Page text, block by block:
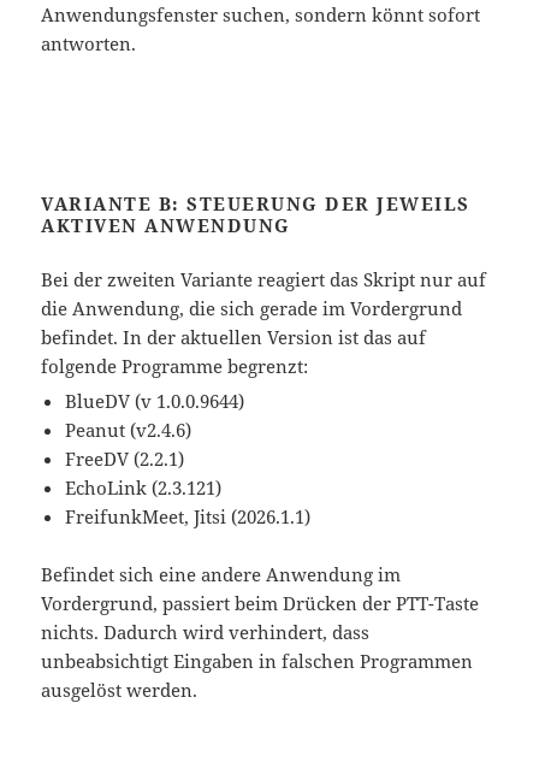
Anwendungsfenster suchen, sondern könnt sofort
antworten.
VARIANTE B: STEUERUNG DER JEWEILS
AKTIVEN ANWENDUNG
Bei der zweiten Variante reagiert das Skript nur auf
die Anwendung, die sich gerade im Vordergrund
befindet. In der aktuellen Version ist das auf
folgende Programme begrenzt:
BlueDV (v 1.0.0.9644)
Peanut (v2.4.6)
FreeDV (2.2.1)
EchoLink (2.3.121)
FreifunkMeet, Jitsi (2026.1.1)
Befindet sich eine andere Anwendung im
Vordergrund, passiert beim Drücken der PTT-Taste
nichts. Dadurch wird verhindert, dass
unbeabsichtigt Eingaben in falschen Programmen
ausgelöst werden.